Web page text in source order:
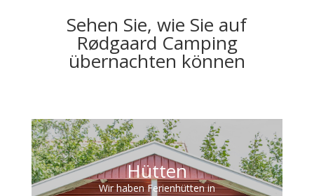
Sehen Sie, wie Sie auf
Rødgaard Camping
übernachten können
Hütten
Wir haben Ferienhütten in